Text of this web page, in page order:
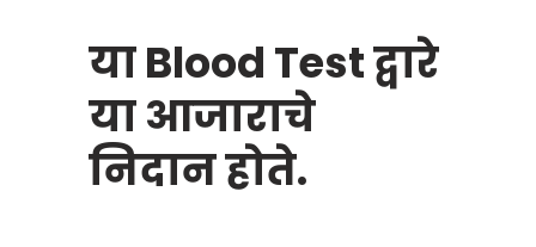
या Blood Test द्वारे
या आजाराचे
निदान होते.